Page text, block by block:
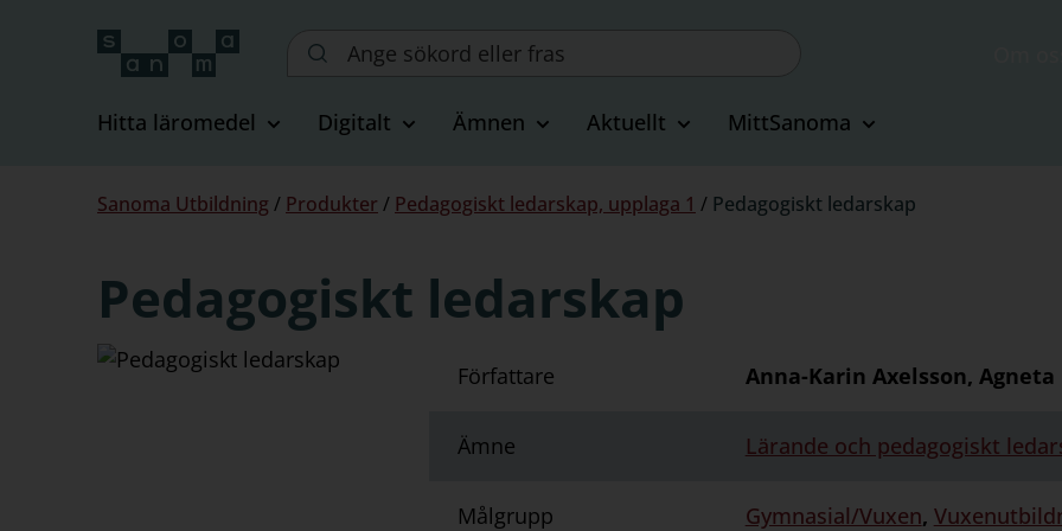
Sök
webbplatsen::
Hitta läromedel Digitalt Ämnen Aktuellt MittSanoma
Du
Sanoma Utbildning / Produkter / Pedagogiskt ledarskap, upplaga 1 / Pedagogiskt ledarskap
Pedagogiskt ledarskap
Författare Anna-Karin Axelsson,
Ämne Lärande och pedagogiskt
Målgrupp Gymnasial/Vuxen,